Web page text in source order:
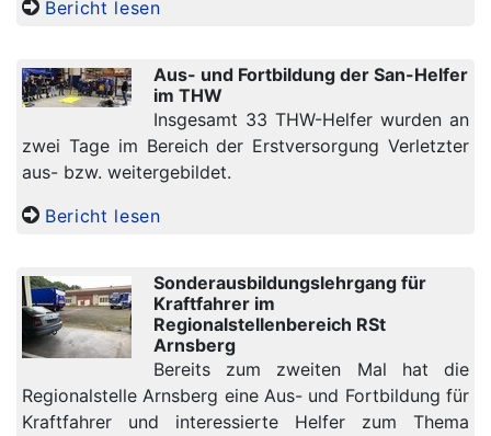
Bericht lesen
Aus- und Fortbildung der San-Helfer
im THW
Insgesamt 33 THW-Helfer wurden an
zwei Tage im Bereich der Erstversorgung Verletzter
aus- bzw. weitergebildet.
Bericht lesen
Sonderausbildungslehrgang für
Kraftfahrer im
Regionalstellenbereich RSt
Arnsberg
Bereits zum zweiten Mal hat die
Regionalstelle Arnsberg eine Aus- und Fortbildung für
Kraftfahrer und interessierte Helfer zum Thema